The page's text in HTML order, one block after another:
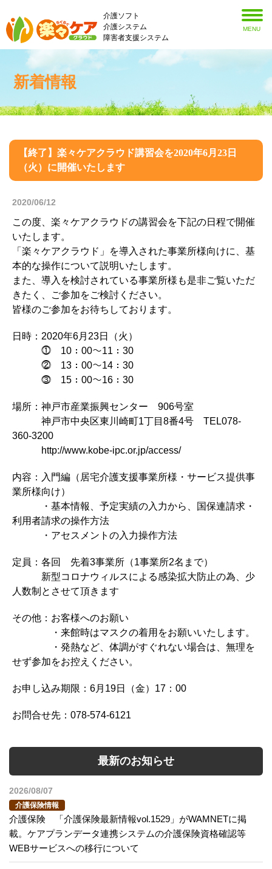
介護ソフト
介護システム
障害者支援システム
MENU
新着情報
【終了】楽々ケアクラウド講習会を2020年6月23日
（火）に開催いたします
2020/06/12
この度、楽々ケアクラウドの講習会を下記の日程で開催
いたします。
「楽々ケアクラウド」を導入された事業所様向けに、基
本的な操作について説明いたします。
また、導入を検討されている事業所様も是非ご覧いただ
きたく、ご参加をご検討ください。
皆様のご参加をお待ちしております。
日時：2020年6月23日（火）
⓵ 10：00～11：30
⓶ 13：00～14：30
⓷ 15：00～16：30
場所：神戸市産業振興センター 906号室
神戸市中央区東川崎町1丁目8番4号 TEL078-
360-3200
http://www.kobe-ipc.or.jp/access/
内容：入門編（居宅介護支援事業所様・サービス提供事
業所様向け）
・基本情報、予定実績の入力から、国保連請求・
利用者請求の操作方法
・アセスメントの入力操作方法
定員：各回 先着3事業所（1事業所2名まで）
新型コロナウィルスによる感染拡大防止の為、少
人数制とさせて頂きます
その他：お客様へのお願い
・来館時はマスクの着用をお願いいたします。
・発熱など、体調がすぐれない場合は、無理を
せず参加をお控えください。
お申し込み期限：6月19日（金）17：00
お問合せ先：078-574-6121
最新のお知らせ
2026/08/07
介護保険情報
介護保険 「介護保険最新情報vol.1529」がWAMNETに掲
載。ケアプランデータ連携システムの介護保険資格確認等
WEBサービスへの移行について